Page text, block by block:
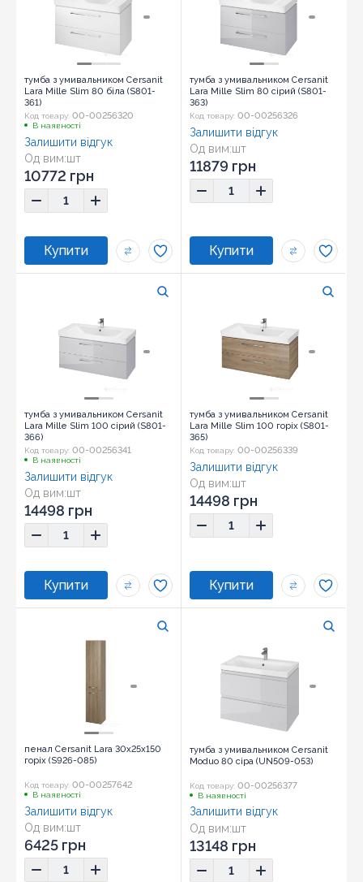
тумба з умивальником Cersanit
Lara Mille Slim 80 біла (S801-
361)
Код товару: 00-00256320
В наявності
Од вим:шт
Залишити відгук
10772 грн
тумба з умивальником Cersanit
Lara Mille Slim 80 сірий (S801-
363)
Код товару: 00-00256326
Од вим:шт
Залишити відгук
11879 грн
тумба з умивальником Cersanit
Lara Mille Slim 100 сірий (S801-
366)
Код товару: 00-00256341
В наявності
Од вим:шт
Залишити відгук
14498 грн
тумба з умивальником Cersanit
Lara Mille Slim 100 горіх (S801-
365)
Код товару: 00-00256339
Од вим:шт
Залишити відгук
14498 грн
пенал Cersanit Lara 30x25x150
горіх (S926-085)
Код товару: 00-00257642
В наявності
Од вим:шт
Залишити відгук
6425 грн
тумба з умивальником Cersanit
Moduo 80 сіра (UN509-053)
Код товару: 00-00256377
В наявності
Од вим:шт
Залишити відгук
13148 грн